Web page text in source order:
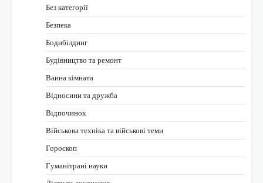
Без категорії
Безпека
Бодибілдинг
Будівництво та ремонт
Ванна кімната
Відносини та дружба
Відпочинок
Військова техніка та військові теми
Гороскоп
Гуманітрані науки